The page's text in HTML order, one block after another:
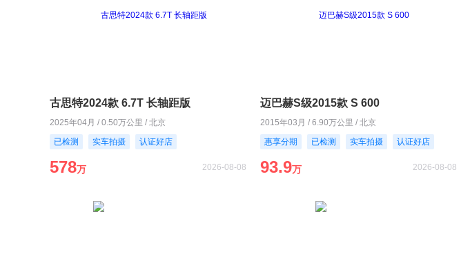
古思特2024款 6.7T 长轴距版
2025年04月 / 0.50万公里 / 北京
已检测
实车拍摄 认证好店
578万 2026-08-08
迈巴赫S级2015款 S 600
2015年03月 / 6.90万公里 / 北京
惠享分期
已检测 实车拍摄 认证好店
93.9万 2026-08-08